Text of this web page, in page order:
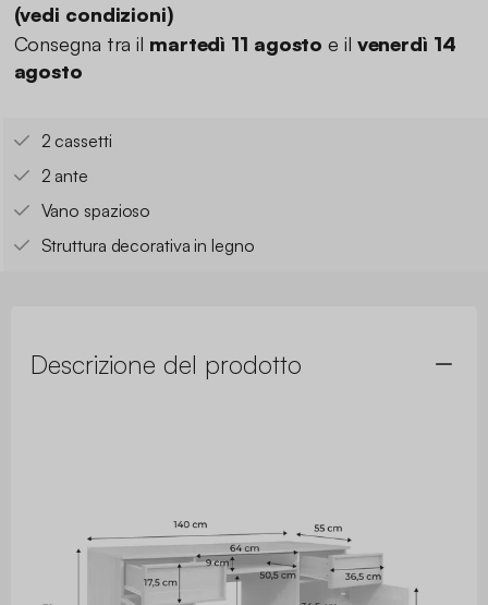
(vedi condizioni)
Consegna tra il martedì 11 agosto e il venerdì 14
agosto
2 cassetti
2 ante
Vano spazioso
Struttura decorativa in legno
Descrizione del prodotto